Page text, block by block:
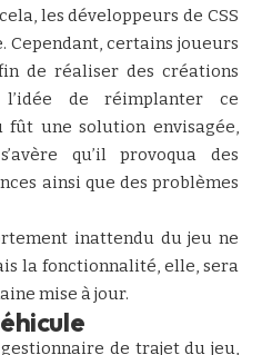
les développeurs de CSS
certains joueurs
de réaliser des créations
de réimplanter ce
fût une solution envisagée,
qu’il provoqua des
ainsi que des problèmes
inattendu du jeu ne
la fonctionnalité, elle, sera
mise à jour.
de trajet du jeu,